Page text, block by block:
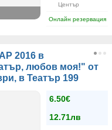
Център
Онлайн резервация
2016 в
любов моя!" от
в Театър 199
6.50€
12.71лв